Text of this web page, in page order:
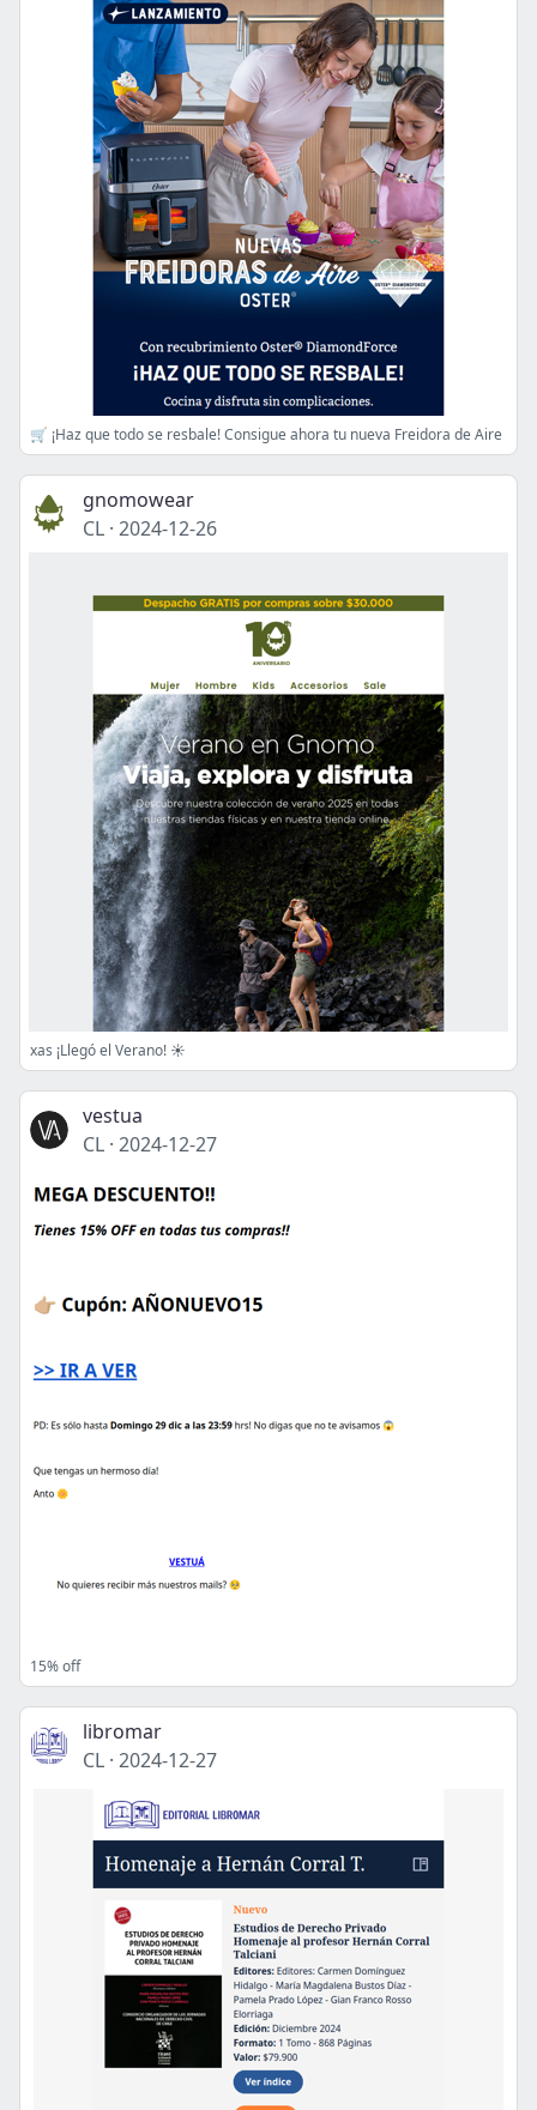
🛒 ¡Haz que todo se resbale! Consigue ahora tu nueva Freidora de Aire
gnomowear
CL · 2024-12-26
xas ¡Llegó el Verano! ☀️
vestua
CL · 2024-12-27
15% off
libromar
CL · 2024-12-27